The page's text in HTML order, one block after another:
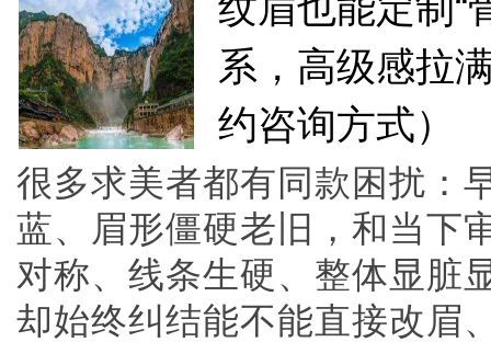
纹眉也能定制“
系，高级感拉
约咨询方式）
很多求美者都有同款困扰：
蓝、眉形僵硬老旧，和当下
对称、线条生硬、整体显脏
却始终纠结能不能直接改眉